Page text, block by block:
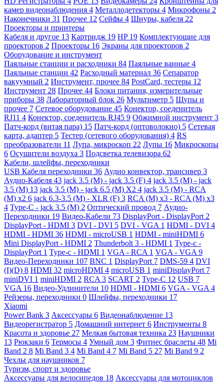
камер видеонаблюдения 4 Металлодетекторы 4 Микрофоны 2
Наконечники 31 Прочее 12 Сейфы 4 Шнуры, кабеля 22
Проекторы и принтеры
Кабеля и другое 13 Картридж 19 HP 19 Комплектующие для
проекторов 2 Проекторы 16 Экраны для проекторов 2
Оборудование и инструмент
Паяльные станции и расходники 84 Паяльные ванные 4
Паяльные станции 42 Расходный материал 36 Сепаратор
вакуумный 2 Инструмент, прочее 84 PostCard, тестеры 12
Инструмент 28 Прочее 44 Блоки питания, измерительные
приборы 38 Лабораторный блок 26 Мультиметр 5 Щупы и
прочее 7 Сетевое оборудование 45 Конектор, соеденитель
RJ11 4 Конектор, соеденитель RJ45 9 Обжимной инструмент 3
Патч-корд (витая пара) 15 Патч-корд (оптоволокно) 5 Сетевая
карта, адаптер 5 Тестер (сетевого оборудования) 4 RS
преобразователи 11 Лупа, микроскоп 22 Лупы 16 Микроскопы
6 Осушители воздуха 3 Подсветка телевизора 62
Кабели, шлейфы, переходники
USB Кабеля переходники 36 Аудио конвектор, трансивер 3
Аудио-Кабеля 43 jack 3.5 (M) - jack 3.5 (F) 4 jack 3.5 (M) - jack
3.5 (M) 13 jack 3.5 (M) - jack 6.5 (M) X2 4 jack 3.5 (M) - RCA
(M) x2 6 jack 6.3-3.5 (M) - XLR (F) 3 RCA (M) x3 - RCA (M) x3
4 Type-C - jack 3.5 (M) 2 Оптический провод 7 Аудио-
Переходники 19 Видео-Кабели 73 DisplayPort - DisplayPort 2
DisplayPort - HDMI 3 DVI - DVI 5 DVI - VGA 1 HDMI - DVI 4
HDMI - HDMI 36 HDMI - microUSB 1 HDMI - miniHDMI 6
Mini DisplayPort - HDMI 2 Thunderbolt 3 - HDMI 1 Type-c -
DisplayPort 1 Type-c - HDMI 1 VGA - RCA 1 VGA - VGA 9
Видео-Переходники 107 BNC 1 DisplayPort 7 DMS-59 4 DVI
(I)(D) 8 HDMI 32 microHDMI 4 microUSB 1 miniDisplayPort 7
miniDVI 1 miniHDMI 2 RCA 3 SCART 2 Type-C 12 USB 7
VGA 16 Видео-Удлинители 10 HDMI - HDMI 6 VGA - VGA 4
Рейзеры, переходники 0 Шлейфы, переходники 17
Xiaomi
Power Bank 3 Аксессуары 6 Видеонаблюдение 13
Видеорегистратор 5 Домашний интернет 6 Инструменты 8
Красота и здоровье 27 Мелкая бытовая техника 23 Наушники
13 Рюкзаки 6 Термосы 4 Умный дом 3 Фитнес браслеты 48 Mi
Band 2 8 Mi Band 3 4 Mi Band 4 7 Mi Band 5 27 Mi Band 9 2
Чехлы для наушников 7
Туризм, спорт и здоровье
Аксессуары для велосипедов 18 Аксессуары для мотоциклов